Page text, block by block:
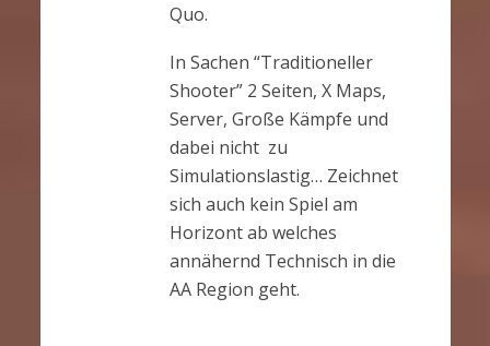
Quo.
In Sachen “Traditioneller
Shooter” 2 Seiten, X Maps,
Server, Große Kämpfe und
dabei nicht zu
Simulationslastig… Zeichnet
sich auch kein Spiel am
Horizont ab welches
annähernd Technisch in die
AA Region geht.